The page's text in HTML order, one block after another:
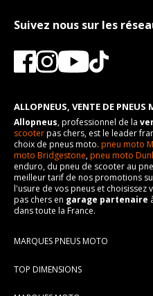
Suivez nous sur les
ALLOPNEUS, VENTE DE PNEUS
Allopneus, professionnel de la
scooterpas chers, est le leader
choix de pneus moto. pneu moto
moto Bridgestone,pneu moto
enduro, du pneu de scooter au
meilleur tarif de nos promotions
l'usure de vos pneus et choisissez
pas chers en garage partenaire
dans toute la France.
MARQUES PNEUS MOTO
TOP DIMENSIONS